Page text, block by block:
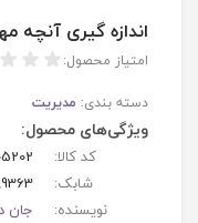
اندازه گیری آنچه
امتیاز محصول:
دسته بندی: مدیریت
ویژگی‌های محصول:
کد کالا:
شابک:
نویسنده:
جان